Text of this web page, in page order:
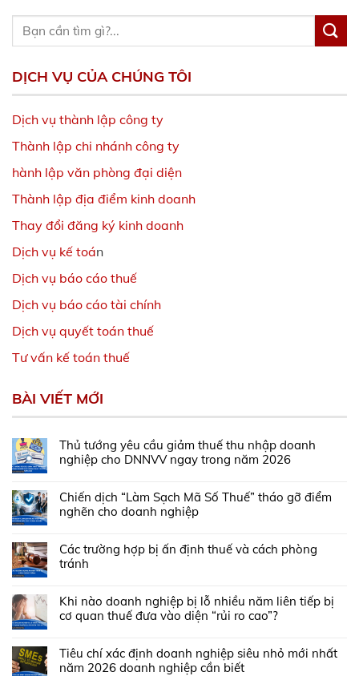
DỊCH VỤ CỦA CHÚNG TÔI
Dịch vụ thành lập công ty
Thành lập chi nhánh công ty
hành lập văn phòng đại diện
Thành lập địa điểm kinh doanh
Thay đổi đăng ký kinh doanh
Dịch vụ kế toán
Dịch vụ báo cáo thuế
Dịch vụ báo cáo tài chính
Dịch vụ quyết toán thuế
Tư vấn kế toán thuế
BÀI VIẾT MỚI
Thủ tướng yêu cầu giảm thuế thu nhập doanh
nghiệp cho DNNVV ngay trong năm 2026
Chiến dịch “Làm Sạch Mã Số Thuế” tháo gỡ điểm
nghẽn cho doanh nghiệp
Các trường hợp bị ấn định thuế và cách phòng
tránh
Khi nào doanh nghiệp bị lỗ nhiều năm liên tiếp bị
cơ quan thuế đưa vào diện “rủi ro cao”?
Tiêu chí xác định doanh nghiệp siêu nhỏ mới nhất
năm 2026 doanh nghiệp cần biết